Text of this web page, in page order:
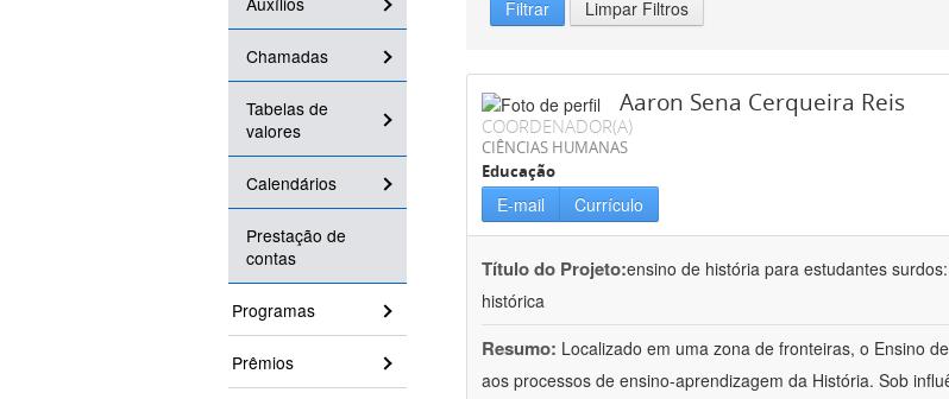
Chamadas
Tabelas de
valores
Calendários
Prestação de
contas
Programas
Prêmios
Filtrar Limpar Filtros
Aaron Sena Cerqueira Reis
COORDENADOR(A)
CIÊNCIAS HUMANAS
Educação
E-mail Currículo
Título do Projeto:ensino de história para estudantes
histórica
Resumo: Localizado em uma zona de fronteiras, o Ensino
aos processos de ensino-aprendizagem da História. Sob